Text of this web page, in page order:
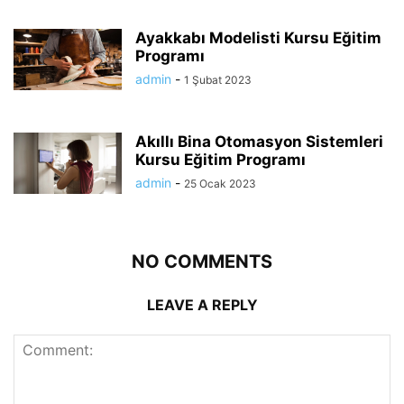
Ayakkabı Modelisti Kursu Eğitim
Programı
admin - 1 Şubat 2023
Akıllı Bina Otomasyon Sistemleri
Kursu Eğitim Programı
admin - 25 Ocak 2023
NO COMMENTS
LEAVE A REPLY